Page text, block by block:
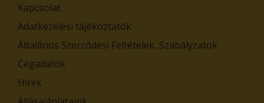
Kapcsolat
Adatkezelési tájékoztatók
Általános Szerződési Feltételek, Szabályzatok
Cégadatok
Hírek